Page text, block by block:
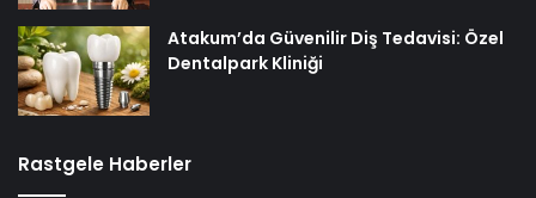
Atakum’da Güvenilir Diş Tedavisi: Özel
Dentalpark Kliniği
Rastgele Haberler